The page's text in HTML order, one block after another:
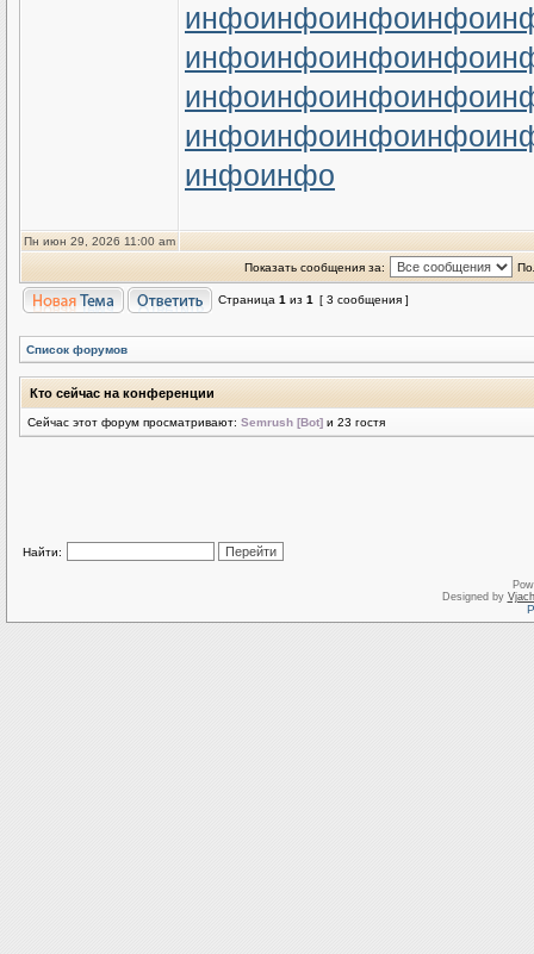
инфоинфоинфоинфо
инфоинфоинфоинфо
инфоинфоинфоинфо
инфоинфоинфоинфо
инфоинфо
Пн июн 29, 2026 11:00 am
Показать сообщения за:
Страница 1 из 1 [ 3 сообщения ]
Список форумов
Кто сейчас на конференции
Сейчас этот форум просматривают: Semrush [Bot] и 23 гостя
Найти:
Designed by